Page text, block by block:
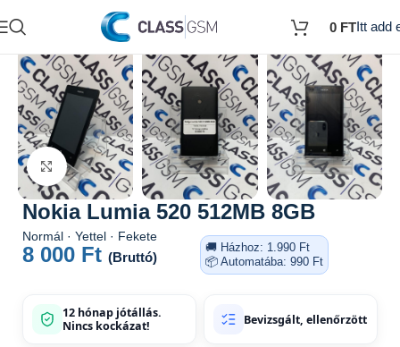
0 FTItt add
Kattints a nagyításhoz
Nokia Lumia 520 512MB 8GB
Normál · Yettel · Fekete
8 000 Ft (Bruttó)
🚚 Házhoz: 1.990 Ft
📦 Automatába: 990 Ft
12 hónap jótállás.
Nincs kockázat!
Bevizsgált, ellenőrzött